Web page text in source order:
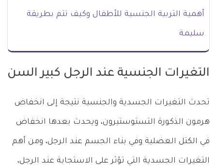
أهمية التربية الجنسية للأطفال وكيف تتم بطريقة
سليمة
التغيرات الجنسية عند الرجل كبير السن
تحدث التغيرات الجسدية والجنسية نتيجة إلى انخفاض
هرمون الذكورة التستوستيرون، ويحدث بعدها انخفاض
في الكتل العضلية وفي بناء الجسم عند الرجل، ومن أهم
التغيرات الجسدية التي تؤثر على الاستجابة عند الرجل،